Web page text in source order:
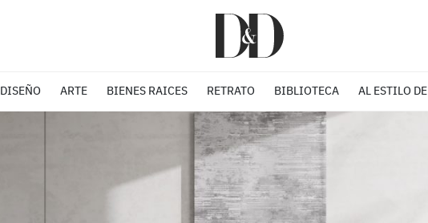
DISEÑO ARTE BIENES RAICES RETRATO BIBLIOTECA AL ESTILO DE